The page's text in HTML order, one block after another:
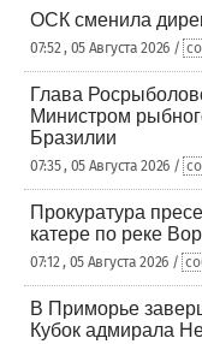
ОСК сменила
07:52 , 05 Августа 2026 /
Глава
Министром
Бразилии
07:35 , 05 Августа 2026 /
Прокуратура
катере по реке
07:12 , 05 Августа 2026 /
В Приморье
Кубок адмирала